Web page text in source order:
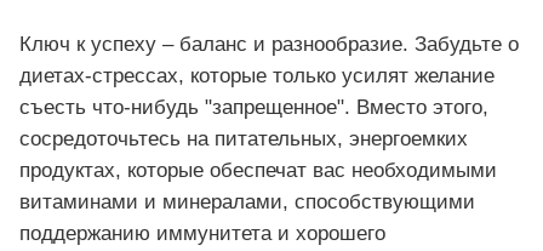
Ключ к успеху – баланс и разнообразие. Забудьте о
диетах-стрессах, которые только усилят желание
съесть что-нибудь "запрещенное". Вместо этого,
сосредоточьтесь на питательных, энергоемких
продуктах, которые обеспечат вас необходимыми
витаминами и минералами, способствующими
поддержанию иммунитета и хорошего